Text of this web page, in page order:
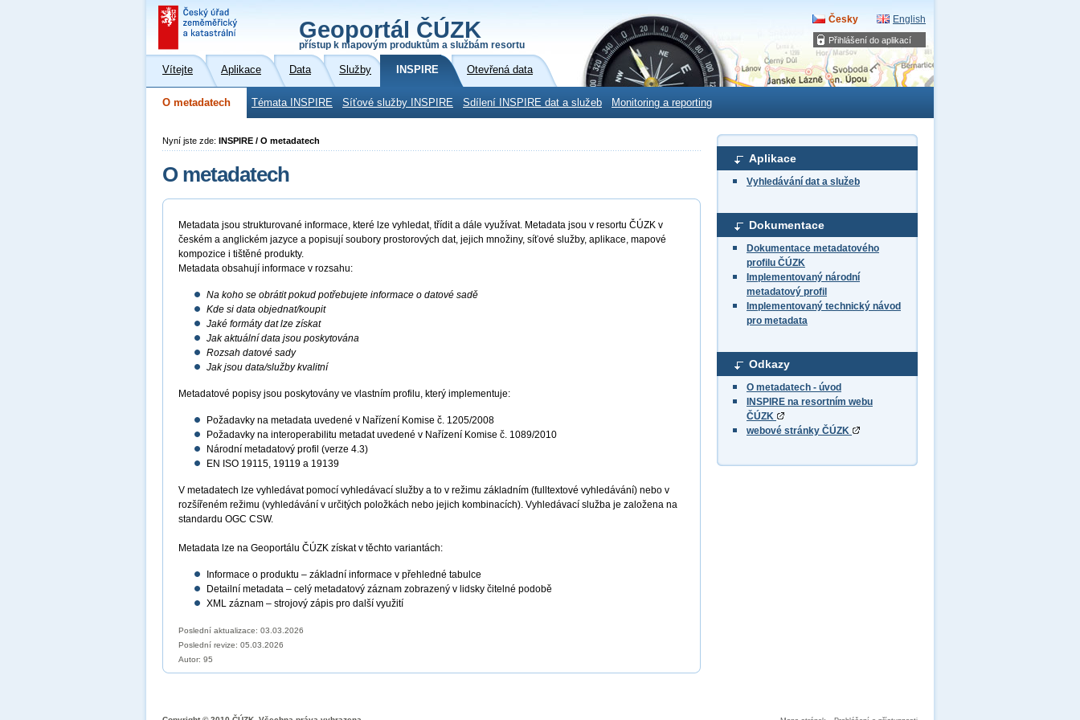
Přihlášení do aplikací
Geoportál ČÚZK
přístup k mapovým produktům a službám resortu
Česky English
Vítejte Aplikace Data Služby INSPIRE Otevřená data
O metadatech Témata INSPIRE Síťové služby INSPIRE Sdílení INSPIRE dat a služeb Monitoring a reporting
Aplikace
Vyhledávání dat a služeb
Dokumentace
Dokumentace metadatového
profilu ČÚZK
Implementovaný národní
metadatový profil
Implementovaný technický návod
pro metadata
Odkazy
O metadatech - úvod
INSPIRE na resortním webu
ČÚZK
webové stránky ČÚZK
Nyní jste zde: INSPIRE / O metadatech
O metadatech
Metadata jsou strukturované informace, které lze vyhledat, třídit a dále využívat. Metadata jsou v resortu ČÚZK v
českém a anglickém jazyce a popisují soubory prostorových dat, jejich množiny, síťové služby, aplikace, mapové
kompozice i tištěné produkty.
Metadata obsahují informace v rozsahu:
Na koho se obrátit pokud potřebujete informace o datové sadě
Kde si data objednat/koupit
Jaké formáty dat lze získat
Jak aktuální data jsou poskytována
Rozsah datové sady
Jak jsou data/služby kvalitní
Metadatové popisy jsou poskytovány ve vlastním profilu, který implementuje:
Požadavky na metadata uvedené v Nařízení Komise č. 1205/2008
Požadavky na interoperabilitu metadat uvedené v Nařízení Komise č. 1089/2010
Národní metadatový profil (verze 4.3)
EN ISO 19115, 19119 a 19139
V metadatech lze vyhledávat pomocí vyhledávací služby a to v režimu základním (fulltextové vyhledávání) nebo v
rozšířeném režimu (vyhledávání v určitých položkách nebo jejich kombinacích). Vyhledávací služba je založena na
standardu OGC CSW.
Metadata lze na Geoportálu ČÚZK získat v těchto variantách:
Informace o produktu – základní informace v přehledné tabulce
Detailní metadata – celý metadatový záznam zobrazený v lidsky čitelné podobě
XML záznam – strojový zápis pro další využití
Poslední aktualizace: 03.03.2026
Poslední revize: 05.03.2026
Autor: 95